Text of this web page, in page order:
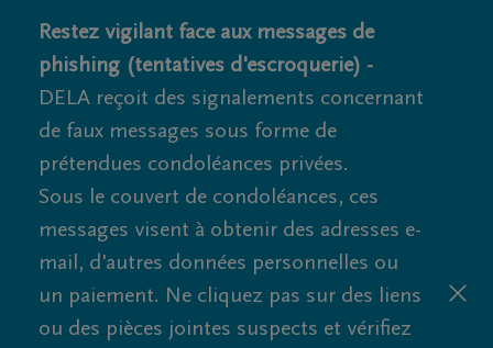
Restez vigilant face aux messages de
phishing (tentatives d'escroquerie) -
DELA reçoit des signalements concernant
de faux messages sous forme de
prétendues condoléances privées.
Sous le couvert de condoléances, ces
messages visent à obtenir des adresses e-
mail, d'autres données personnelles ou
un paiement. Ne cliquez pas sur des liens
ou des pièces jointes suspects et vérifiez